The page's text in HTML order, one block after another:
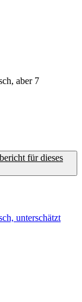
aber 7
für dieses
unterschätzt